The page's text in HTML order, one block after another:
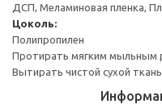
ДСП, Меламиновая пленка,
Цоколь:
Полипропилен
Протирать мягким мыльным
Вытирать чистой сухой